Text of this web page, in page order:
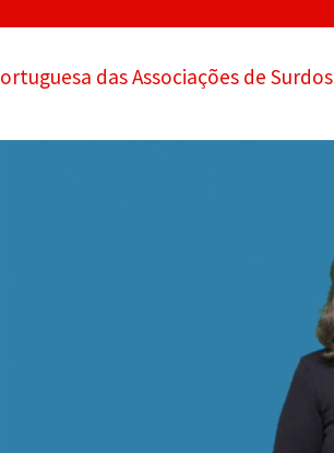
das Associações de Surdos